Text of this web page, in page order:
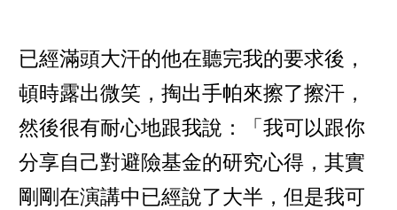
已經滿頭大汗的他在聽完我的要求後，
頓時露出微笑，掏出手帕來擦了擦汗，
然後很有耐心地跟我說：「我可以跟你
分享自己對避險基金的研究心得，其實
剛剛在演講中已經說了大半，但是我可